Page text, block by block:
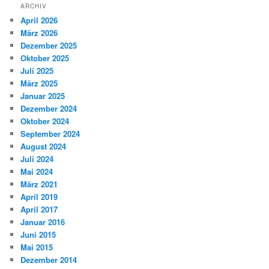
ARCHIV
April 2026
März 2026
Dezember 2025
Oktober 2025
Juli 2025
März 2025
Januar 2025
Dezember 2024
Oktober 2024
September 2024
August 2024
Juli 2024
Mai 2024
März 2021
April 2019
April 2017
Januar 2016
Juni 2015
Mai 2015
Dezember 2014